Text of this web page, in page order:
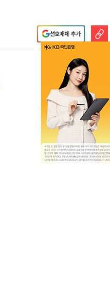
선호매체 추가